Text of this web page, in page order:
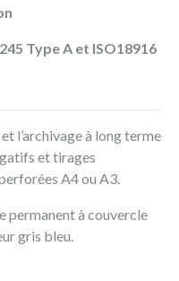
Type A et ISO18916
l’archivage à long terme
et tirages
A4 ou A3.
permanent à couvercle
gris bleu.